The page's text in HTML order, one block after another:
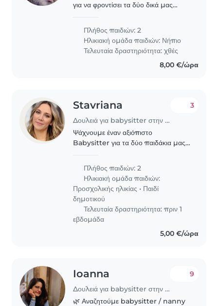
για να φροντίσει τα δύο δικά μας
σπίτι σας. Αν σας ενδιαφέρει, μην
διστάσετε να επικοινωνήσετε μαζί
Πλήθος παιδιών: 2
Ηλικιακή ομάδα παιδιών: Νήπιο
Τελευταία δραστηριότητα: χθές
8,00 €/ώρα
Stavriana
Δουλειά για babysitter στην περιοχή Αθήνα
3
Ψάχνουμε έναν αξιόπιστο
Babysitter για τα δύο παιδάκια μας,
μας επτά. Θα θέλαμε κάποιον/α που
να αγαπά τα παιδιά και να
απολαμβάνει την παρέα τους..
Πλήθος παιδιών: 2
Ηλικιακή ομάδα παιδιών:
Προσχολικής ηλικίας • Παιδί
δημοτικού
Τελευταία δραστηριότητα: πριν 1
εβδομάδα
5,00 €/ώρα
Ioanna
Δουλειά για babysitter στην περιοχή Αθήνα
9
🌿 Αναζητούμε babysitter / nanny